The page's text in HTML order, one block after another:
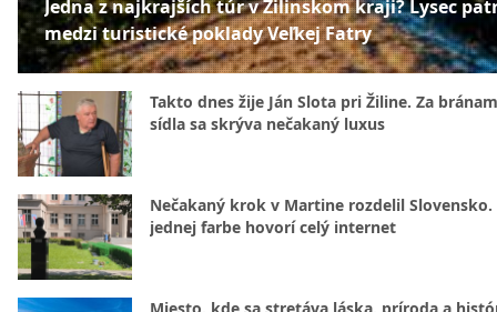
Jedna z najkrajších túr v Žilinskom kraji? Lysec
medzi turistické poklady Veľkej Fatry
Takto dnes žije Ján Slota pri Žiline. Za
sídla sa skrýva nečakaný luxus
Nečakaný krok v Martine rozdelil Slovensko.
jednej farbe hovorí celý internet